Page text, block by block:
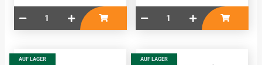
AUF LAGER AUF LAGER